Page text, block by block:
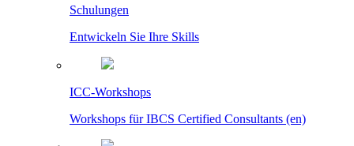
Schulungen
Entwickeln Sie Ihre Skills
ICC-Workshops
Workshops für IBCS Certified Consultants (en)